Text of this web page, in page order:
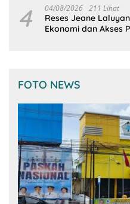
4 04/08/2026 211 Lihat
Reses Jeane
Ekonomi dan Akses
FOTO NEWS